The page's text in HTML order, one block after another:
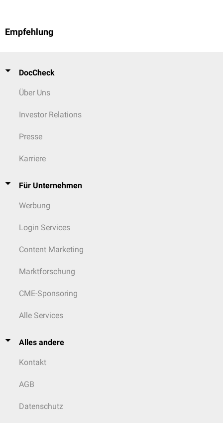
Empfehlung
DocCheck
Über Uns
Investor Relations
Presse
Karriere
Für Unternehmen
Werbung
Login Services
Content Marketing
Marktforschung
CME-Sponsoring
Alle Services
Alles andere
Kontakt
AGB
Datenschutz